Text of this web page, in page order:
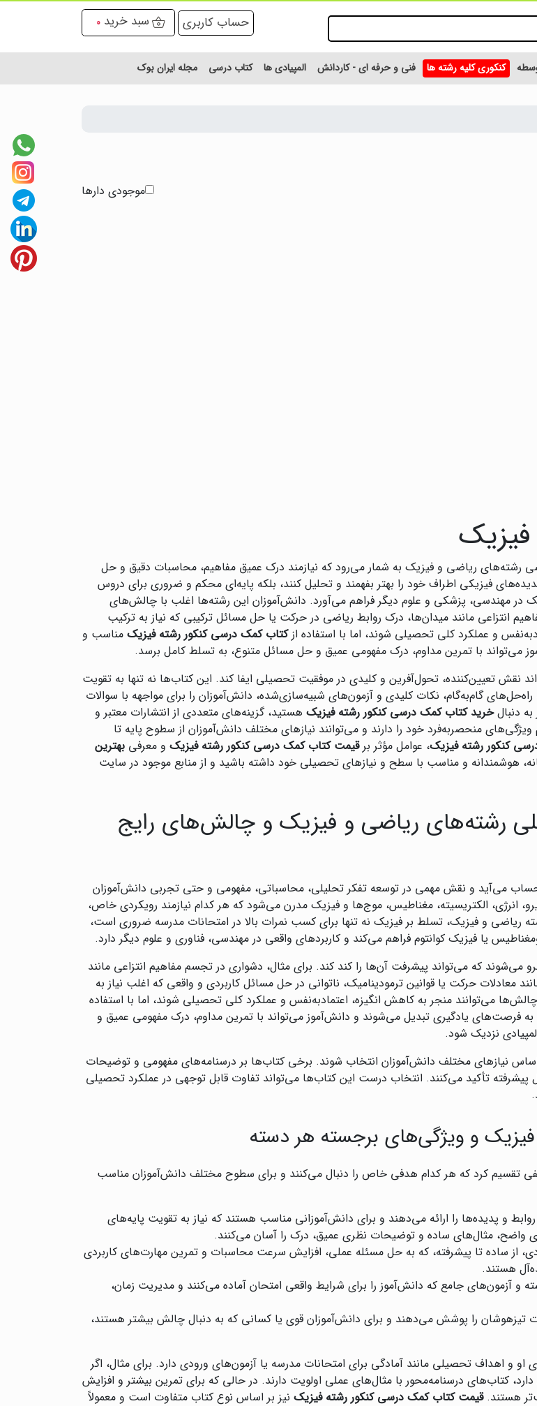
حساب کاربری سبد خرید 0
کنکوری کلیه رشته ها فنی و حرفه ای - کاردانش المپیادی ها کتاب درسی مجله ایران بوک
موجودی دارها
رشته‌های ریاضی و فیزیک به شمار می‌رود که نیازمند درک عمیق مفاهیم، محاسبات دقیق و حل
فیزیکی اطراف خود را بهتر بفهمند و تحلیل کنند، بلکه پایه‌ای محکم و ضروری برای دروس
در مهندسی، پزشکی و علوم دیگر فراهم می‌آورد. دانش‌آموزان این رشته‌ها اغلب با چالش‌های
انتزاعی مانند میدان‌ها، درک روابط ریاضی در حرکت یا حل مسائل ترکیبی که نیاز به ترکیب
و عملکرد کلی تحصیلی شوند، اما با استفاده ازکتاب کمک درسی کنکور رشته فیزیک مناسب و
می‌تواند با تمرین مداوم، درک مفهومی عمیق و حل مسائل متنوع، به تسلط کامل برسد.
نقش تعیین‌کننده، تحول‌آفرین و کلیدی در موفقیت تحصیلی ایفا کند. این کتاب‌ها نه تنها به تقویت
گام‌به‌گام، نکات کلیدی و آزمون‌های شبیه‌سازی‌شده، دانش‌آموزان را برای مواجهه با سوالات
دنبالخرید کتاب کمک درسی کنکور رشته فیزیک هستید، گزینه‌های متعددی از انتشارات معتبر و
منحصربه‌فرد خود را دارند و می‌توانند نیازهای مختلف دانش‌آموزان از سطوح پایه تا
کنکور رشته فیزیک، عوامل مؤثر برقیمت کتاب کمک درسی کنکور رشته فیزیک و معرفی بهترین
هوشمندانه و مناسب با سطح و نیازهای تحصیلی خود داشته باشید و از منابع موجود در سایت
رشته‌های ریاضی و فیزیک و چالش‌های رایج
می‌آید و نقش مهمی در توسعه تفکر تحلیلی، محاسباتی، مفهومی و حتی تجربی دانش‌آموزان
انرژی، الکتریسیته، مغناطیس، موج‌ها و فیزیک مدرن می‌شود که هر کدام نیازمند رویکردی خاص،
ریاضی و فیزیک، تسلط بر فیزیک نه تنها برای کسب نمرات بالا در امتحانات مدرسه ضروری است،
یا فیزیک کوانتوم فراهم می‌کند و کاربردهای واقعی در مهندسی، فناوری و علوم دیگر دارد.
می‌شوند که می‌تواند پیشرفت آن‌ها را کند کند. برای مثال، دشواری در تجسم مفاهیم انتزاعی مانند
معادلات حرکت یا قوانین ترمودینامیک، ناتوانی در حل مسائل کاربردی و واقعی که اغلب نیاز به
می‌توانند منجر به کاهش انگیزه، اعتمادبه‌نفس و عملکرد کلی تحصیلی شوند، اما با استفاده
فرصت‌های یادگیری تبدیل می‌شوند و دانش‌آموز می‌تواند با تمرین مداوم، درک مفهومی عمیق و
نزدیک شود.
نیازهای مختلف دانش‌آموزان انتخاب شوند. برخی کتاب‌ها بر درسنامه‌های مفهومی و توضیحات
پیشرفته تأکید می‌کنند. انتخاب درست این کتاب‌ها می‌تواند تفاوت قابل توجهی در عملکرد تحصیلی
و ویژگی‌های برجسته هر دسته
تقسیم کرد که هر کدام هدفی خاص را دنبال می‌کنند و برای سطوح مختلف دانش‌آموزان مناسب
و پدیده‌ها را ارائه می‌دهند و برای دانش‌آموزانی مناسب هستند که نیاز به تقویت پایه‌های
واضح، مثال‌های ساده و توضیحات نظری عمیق، درک را آسان می‌کنند.
از ساده تا پیشرفته، که به حل مسئله عملی، افزایش سرعت محاسبات و تمرین مهارت‌های کاربردی
هستند.
آزمون‌های جامع که دانش‌آموز را برای شرایط واقعی امتحان آماده می‌کنند و مدیریت زمان،
تیزهوشان را پوشش می‌دهند و برای دانش‌آموزان قوی یا کسانی که به دنبال چالش بیشتر هستند،
و اهداف تحصیلی مانند آمادگی برای امتحانات مدرسه یا آزمون‌های ورودی دارد. برای مثال، اگر
کتاب‌های درسنامه‌محور با مثال‌های عملی اولویت دارند. در حالی که برای تمرین بیشتر و افزایش
هستند.قیمت کتاب کمک درسی کنکور رشته فیزیک نیز بر اساس نوع کتاب متفاوت است و معمولاً